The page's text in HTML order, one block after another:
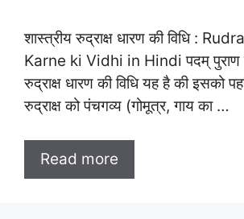
शास्त्रीय रुद्राक्ष धारण की विधि :
Karne ki Vidhi in Hindi पदम् पुराण
रुद्राक्ष धारण की विधि यह है की इसको
रुद्राक्ष को पंचगव्य (गोमूत्र, गाय का …
Read more